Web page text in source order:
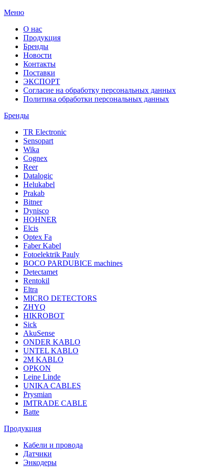
Меню
О нас
Продукция
Бренды
Новости
Контакты
Поставки
ЭКСПОРТ
Согласие на обработку персональных данных
Политика обработки персональных данных
Бренды
TR Electronic
Sensopart
Wika
Cognex
Reer
Datalogic
Helukabel
Prakab
Bitner
Dynisco
HOHNER
Elcis
Optex Fa
Faber Kabel
Fotoelektrik Pauly
BOCO PARDUBICE machines
Detectamet
Rentokil
Eltra
MICRO DETECTORS
ZHYQ
HIKROBOT
Sick
AkuSense
ONDER KABLO
UNTEL KABLO
2M KABLO
OPKON
Leine Linde
UNIKA CABLES
Prysmian
IMTRADE CABLE
Batte
Продукция
Кабели и провода
Датчики
Энкодеры